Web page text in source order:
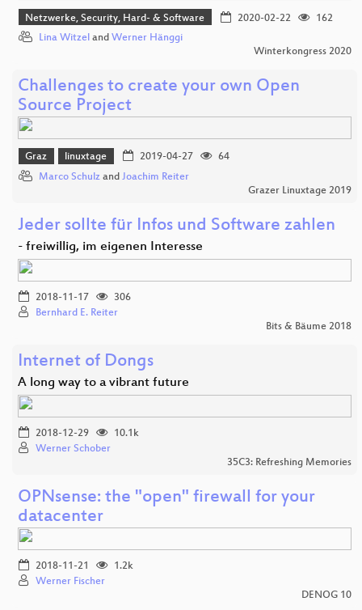
Netzwerke, Security, Hard- & Software 2020-02-22
162
Lina Witzel and Werner Hänggi
Winterkongress 2020
Challenges to create your own Open
Source Project
Graz linuxtage 2019-04-27
64
Marco Schulz and Joachim Reiter
Grazer Linuxtage 2019
Jeder sollte für Infos und Software zahlen
- freiwillig, im eigenen Interesse
2018-11-17
306
Bernhard E. Reiter
Bits & Bäume 2018
Internet of Dongs
A long way to a vibrant future
2018-12-29
10.1k
Werner Schober
35C3: Refreshing Memories
OPNsense: the "open" firewall for your
datacenter
2018-11-21
1.2k
Werner Fischer
DENOG 10